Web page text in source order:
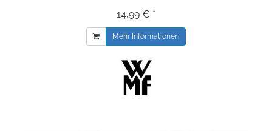
14,99 € *
Mehr Informationen